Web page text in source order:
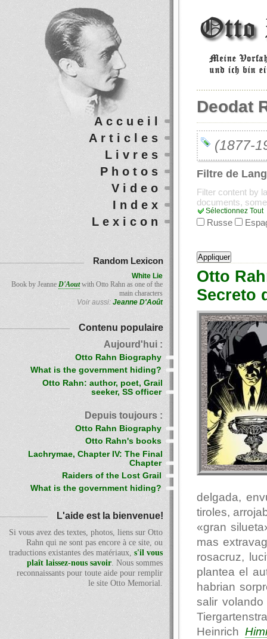
Deodat
(1877-
Filtre de
Filter content by
documents,
Sélectionnez Tout
Russe
Otto
Secreto
delgada,
tiroles,
«gran
mas
rosacruz,
plantea el
habrian
salir
Heinrich
Accueil
Articles
Livres
Photos
Video
Index
Lexicon
Random Lexicon
White Lie
Book by Jeanne D'Aoutwith Otto Rahn as one of the
main characters
Voir aussi: Jeanne D'Août
Contenu populaire
Aujourd'hui :
Otto Rahn Biography
What is the government hiding?
Otto Rahn: author, poet, Grail
seeker, SS officer
Depuis toujours :
Otto Rahn Biography
Otto Rahn's books
Lachrymae, Chapter IV: The Final
Chapter
Raiders of the Lost Grail
What is the government hiding?
L'aide est la bienvenue!
Si vous avez des textes, photos, liens sur Otto
Rahn qui ne sont pas encore à ce site, ou
traductions existantes des matériaux, s'il vous
plaît laissez-nous savoir. Nous sommes
reconnaissants pour toute aide pour remplir
le site Otto Memorial.